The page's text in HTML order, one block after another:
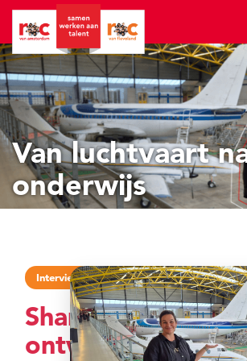
Van luchtvaart
onderwijs
Interview
Shanna
ontwikkelt